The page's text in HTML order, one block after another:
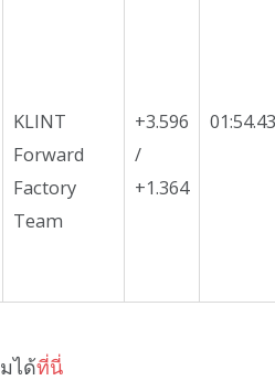
KLINT
Forward
Factory
Team
+3.596
/
+1.364
ได้ที่นี่